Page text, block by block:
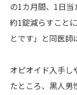
の1カ月間、1日
約1錠減らすこと
とです」と同医師
オピオイド入手し
たところ、黒人男